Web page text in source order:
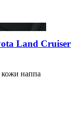
Land Cruiser
кожи наппа